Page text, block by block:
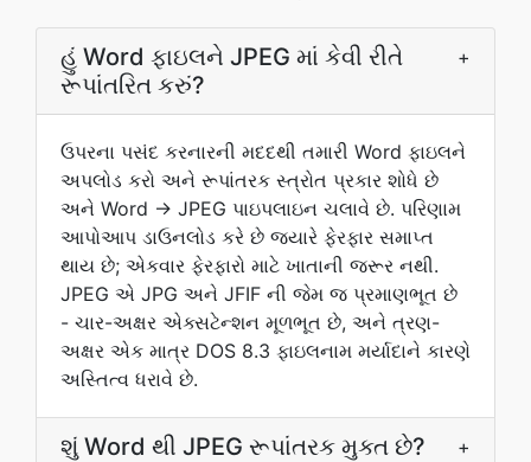
હું Word ફાઇલને JPEG માં કેવી રીતે
રૂપાંતરિત કરું?
+
ઉપરના પસંદ કરનારની મદદથી તમારી Word ફાઇલને
અપલોડ કરો અને રૂપાંતરક સ્ત્રોત પ્રકાર શોધે છે
અને Word → JPEG પાઇપલાઇન ચલાવે છે. પરિણામ
આપોઆપ ડાઉનલોડ કરે છે જ્યારે ફેરફાર સમાપ્ત
થાય છે; એકવાર ફેરફારો માટે ખાતાની જરૂર નથી.
JPEG એ JPG અને JFIF ની જેમ જ પ્રમાણભૂત છે
- ચાર-અક્ષર એક્સટેન્શન મૂળભૂત છે, અને ત્રણ-
અક્ષર એક માત્ર DOS 8.3 ફાઇલનામ મર્યાદાને કારણે
અસ્તિત્વ ધરાવે છે.
શું Word થી JPEG રૂપાંતરક મુક્ત છે? +